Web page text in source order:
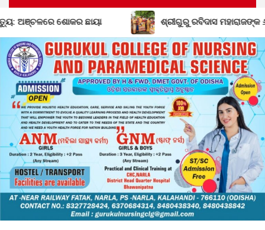
ଶ୍ରୀଗୁରୁ ରବିଦାସ ମହାରାଜଙ୍କ ୬୫୦ତମ ଜନ୍ମ ଜୟନ୍ତୀ ଉପଲକ୍ଷେ